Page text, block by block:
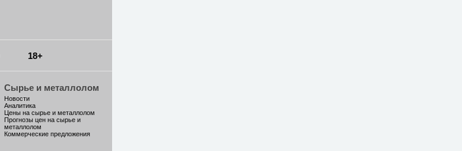
18+
Сырье и металлолом
Новости
Аналитика
Цены на сырье и металлолом
Прогнозы цен на сырье и
металлолом
Коммерческие предложения